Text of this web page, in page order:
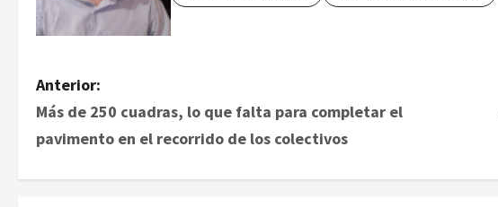
Anterior:
Más de 250 cuadras, lo que falta para completar el
pavimento en el recorrido de los colectivos